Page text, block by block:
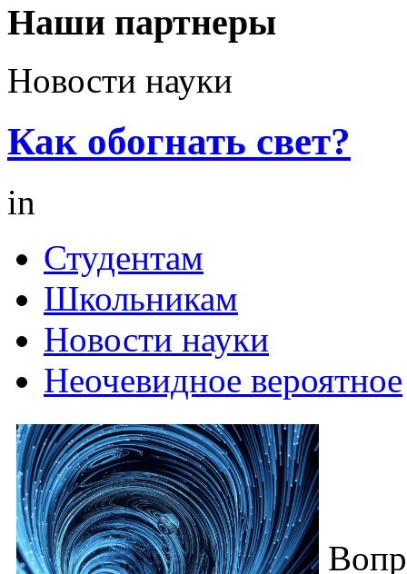
Наши партнеры
Новости науки
Как обогнать свет?
in
Студентам
Школьникам
Новости науки
Неочевидное вероятное